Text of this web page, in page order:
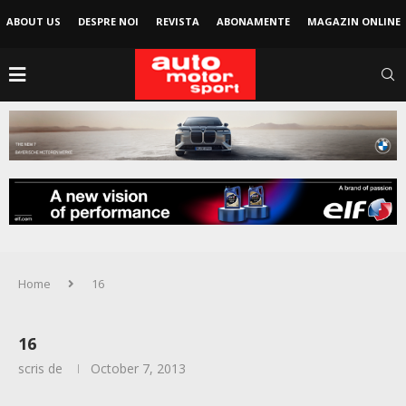
ABOUT US DESPRE NOI REVISTA ABONAMENTE MAGAZIN ONLINE
Home 16
16
scris de October 7, 2013